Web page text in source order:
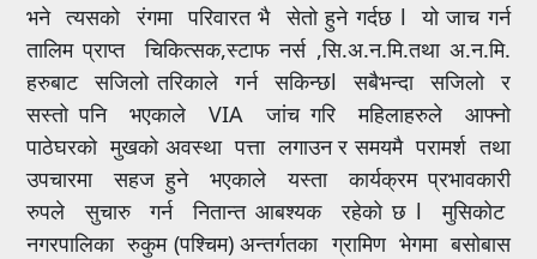
भने त्यसको रंगमा परिवारत भै सेतो हुने गर्दछ l यो जाच गर्न
तालिम प्राप्त चिकित्सक,स्टाफ नर्स ,सि.अ.न.मि.तथा अ.न.मि.
हरुबाट सजिलो तरिकाले गर्न सकिन्छl सबैभन्दा सजिलो र
सस्तो पनि भएकाले VIA जांच गरि महिलाहरुले आफ्नो
पाठेघरको मुखको अवस्था पत्ता लगाउन र समयमै परामर्श तथा
उपचारमा सहज हुने भएकाले यस्ता कार्यक्रम प्रभावकारी
रुपले सुचारु गर्न नितान्त आबश्यक रहेको छ l मुसिकोट
नगरपालिका रुकुम (पश्चिम) अन्तर्गतका ग्रामिण भेगमा बसोबास